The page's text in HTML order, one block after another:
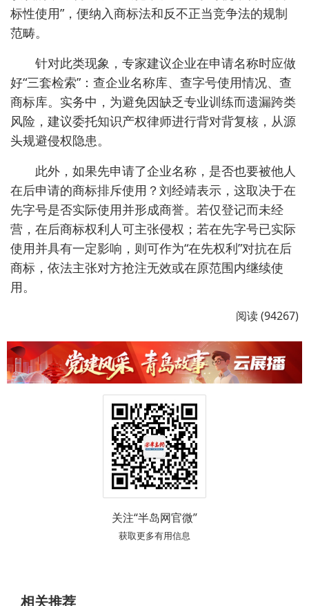
专家释法：登记合法不等于侵权免责
法律服务本应最讲规矩，为何频现“知法侵权”？
山东大学法学教授刘经靖指出，在司法实践中，被诉
企业常以“名称经市监部门核准”或“仅从事非诉业
务”为由抗辩，但这些理由是否成立，需由法院综合
认定。
刘经靖表示，企业字号是企业名称中的核心要
素，是商事主体在经营活动中用于区别其他商事主体
的特定名称。根据《中华人民共和国反不正当竞争
法》第六条第（二）项规定，经营者擅自使用他人有
一定影响的企业名称（包括简称、字号等），引人误
认为是他人商品或者与他人存在特定联系的，构成不
正当竞争行为。
名称登记解决的是行政管理秩序，不代表可以在市场
的规定，擅自使用他人有一定影响的企业名称，引人
误认的，即构成不正当竞争。一旦字号使用构成“商
标性使用”，便纳入商标法和反不正当竞争法的规制
针对此类现象，专家建议企业在申请名称时应做
好“三套检索”：查企业名称库、查字号使用情况、查
商标库。实务中，为避免因缺乏专业训练而遗漏跨类
风险，建议委托知识产权律师进行背对背复核，从源